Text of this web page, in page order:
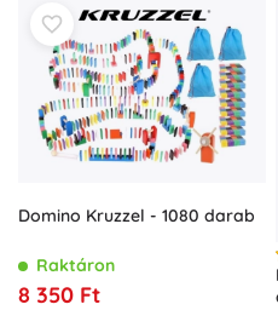
Hogyan válassza ki a
figyelembe az ajánlott
nehézséget és a játékidőt.
partijátékokegyszerű
tapasztaltabb játékosoknak
kártyajátékokmély taktikával
Domino Kruzzel - 1080 darab
Raktáron
8 350 Ft